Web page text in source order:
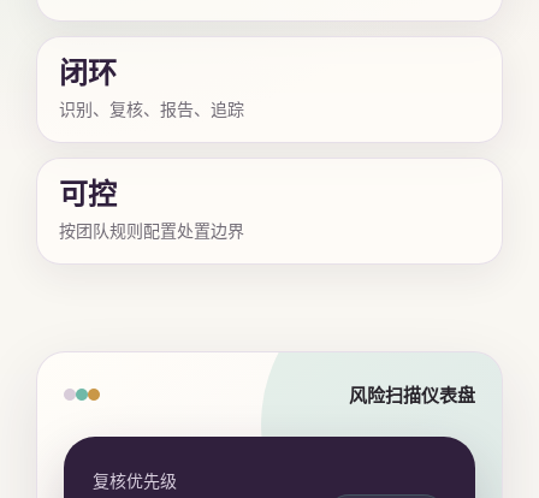
闭环
识别、复核、报告、追踪
可控
按团队规则配置处置边界
风险扫描仪表盘
复核优先级